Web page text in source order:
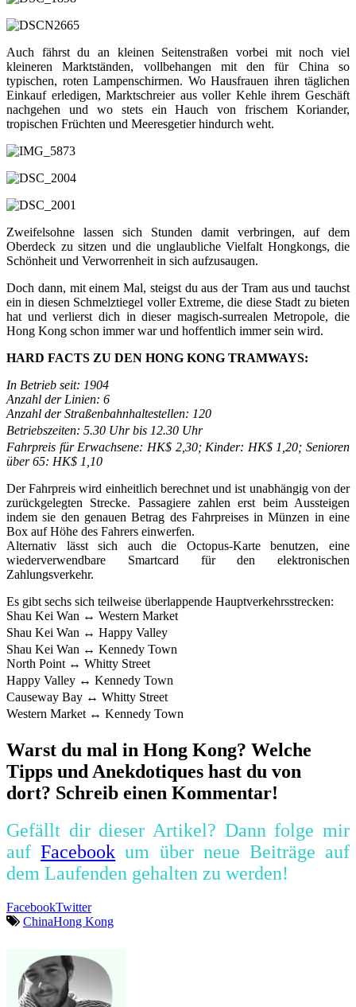
Auch fährst du an kleinen Seitenstraßen vorbei mit noch viel
kleineren Marktständen, vollbehangen mit den für China so
typischen, roten Lampenschirmen. Wo Hausfrauen ihren täglichen
Einkauf erledigen, Marktschreier aus voller Kehle ihrem Geschäft
nachgehen und wo stets ein Hauch von frischem Koriander,
tropischen Früchten und Meeresgetier hindurch weht.
Zweifelsohne lassen sich Stunden damit verbringen, auf dem
Oberdeck zu sitzen und die unglaubliche Vielfalt Hongkongs, die
Schönheit und Verworrenheit in sich aufzusaugen.
Doch dann, mit einem Mal, steigst du aus der Tram aus und tauchst
ein in diesen Schmelztiegel voller Extreme, die diese Stadt zu bieten
hat und verlierst dich in dieser magisch-surrealen Metropole, die
Hong Kong schon immer war und hoffentlich immer sein wird.
HARD FACTS ZU DEN HONG KONG TRAMWAYS:
In Betrieb seit: 1904
Anzahl der Linien: 6
Anzahl der Straßenbahnhaltestellen: 120
Betriebszeiten: 5.30 Uhr bis 12.30 Uhr
Fahrpreis für Erwachsene: HK$ 2,30; Kinder: HK$ 1,20; Senioren
über 65: HK$ 1,10
Der Fahrpreis wird einheitlich berechnet und ist unabhängig von der
zurückgelegten Strecke. Passagiere zahlen erst beim Aussteigen
indem sie den genauen Betrag des Fahrpreises in Münzen in eine
Box auf Höhe des Fahrers einwerfen.
Alternativ lässt sich auch die Octopus-Karte benutzen, eine
wiederverwendbare Smartcard für den elektronischen
Zahlungsverkehr.
Es gibt sechs sich teilweise überlappende Hauptverkehrsstrecken:
Shau Kei Wan ↔ Western Market
Shau Kei Wan ↔ Happy Valley
Shau Kei Wan ↔ Kennedy Town
North Point ↔ Whitty Street
Happy Valley ↔ Kennedy Town
Causeway Bay ↔ Whitty Street
Western Market ↔ Kennedy Town
Warst du mal in Hong Kong? Welche
Tipps und Anekdotiques hast du von
dort? Schreib einen Kommentar!
Gefällt dir dieser Artikel? Dann folge mir
aufFacebook um über neue Beiträge auf
dem Laufenden gehalten zu werden!
FacebookTwitter
ChinaHong Kong